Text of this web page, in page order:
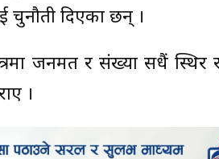
चुनौती दिएका छन् ।
जनमत र संख्या सधैं
।